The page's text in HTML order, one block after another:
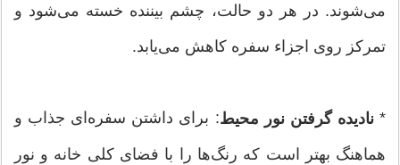
می‌شوند. در هر دو حالت، چشم بیننده خسته می‌شود و
تمرکز روی اجزاء سفره کاهش می‌یابد.
* نادیده گرفتن نور محیط: برای داشتن سفره‌ای جذاب و
هماهنگ بهتر است که رنگ‌ها را با فضای کلی خانه و نور